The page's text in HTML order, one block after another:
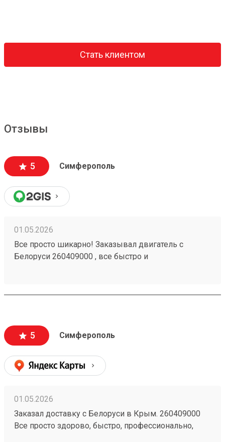
Стать клиентом
Отзывы
5 Симферополь
01.05.2026
Все просто шикарно! Заказывал двигатель с
Белоруси 260409000 , все быстро и
теперь только ими услугами и буду пользоваться!
5 Симферополь
01.05.2026
Заказал доставку с Белоруси в Крым. 260409000
Все просто здорово, быстро, профессионально,